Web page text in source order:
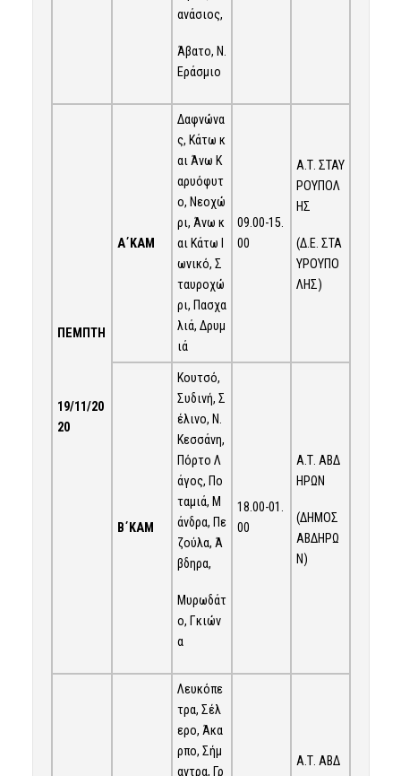
ανάσιος,
Άβατο, Ν.
Εράσμιο
ΠΕΜΠΤΗ
19/11/20
20
Α΄ΚΑΜ
Δαφνώνα
ς, Κάτω κ
αι Άνω Κ
αρυόφυτ
ο, Νεοχώ
ρι, Άνω κ
αι Κάτω Ι
ωνικό, Σ
ταυροχώ
ρι, Πασχα
λιά, Δρυμ
ιά
09.00-15.
00
Α.Τ. ΣΤΑΥ
ΡΟΥΠΟΛ
ΗΣ
(Δ.Ε. ΣΤΑ
ΥΡΟΥΠΟ
ΛΗΣ)
Β΄ΚΑΜ
Κουτσό,
Συδινή, Σ
έλινο, Ν.
Κεσσάνη,
Πόρτο Λ
άγος, Πο
ταμιά, Μ
άνδρα, Πε
ζούλα, Ά
βδηρα,
Μυρωδάτ
ο, Γκιών
α
18.00-01.
00
Α.Τ. ΑΒΔ
ΗΡΩΝ
(ΔΗΜΟΣ
ΑΒΔΗΡΩ
Ν)
Λευκόπε
τρα, Σέλ
ερο, Άκα
ρπο, Σήμ
αντρα, Γρ
Α.Τ. ΑΒΔ